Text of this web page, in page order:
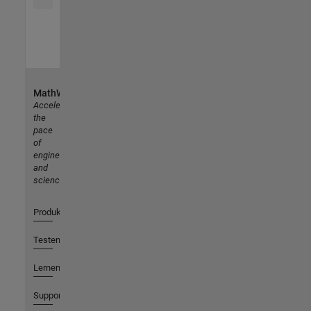
MathWorks
Accelerating
the
pace
of
engineering
and
science
Produkte
Testen oder Kaufen
Lernen
Support